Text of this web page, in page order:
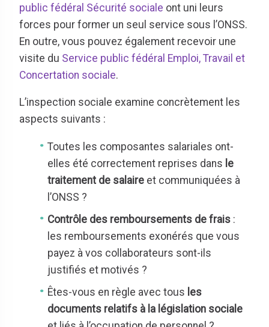
public fédéral Sécurité sociale ont uni leurs
forces pour former un seul service sous l’ONSS.
En outre, vous pouvez également recevoir une
visite du Service public fédéral Emploi, Travail et
Concertation sociale.
L’inspection sociale examine concrètement les
aspects suivants :
Toutes les composantes salariales ont-
elles été correctement reprises dans le
traitement de salaire et communiquées à
l’ONSS ?
Contrôle des remboursements de frais :
les remboursements exonérés que vous
payez à vos collaborateurs sont-ils
justifiés et motivés ?
Êtes-vous en règle avec tous les
documents relatifs à la législation sociale